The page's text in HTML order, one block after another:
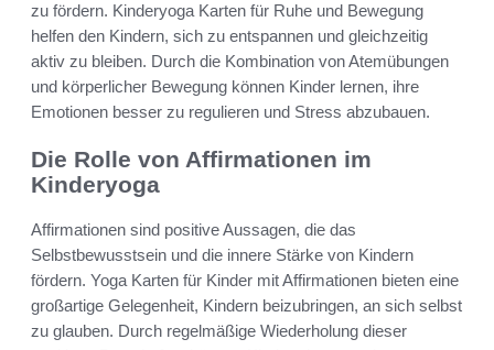
zu fördern. Kinderyoga Karten für Ruhe und Bewegung
helfen den Kindern, sich zu entspannen und gleichzeitig
aktiv zu bleiben. Durch die Kombination von Atemübungen
und körperlicher Bewegung können Kinder lernen, ihre
Emotionen besser zu regulieren und Stress abzubauen.
Die Rolle von Affirmationen im
Kinderyoga
Affirmationen sind positive Aussagen, die das
Selbstbewusstsein und die innere Stärke von Kindern
fördern. Yoga Karten für Kinder mit Affirmationen bieten eine
großartige Gelegenheit, Kindern beizubringen, an sich selbst
zu glauben. Durch regelmäßige Wiederholung dieser